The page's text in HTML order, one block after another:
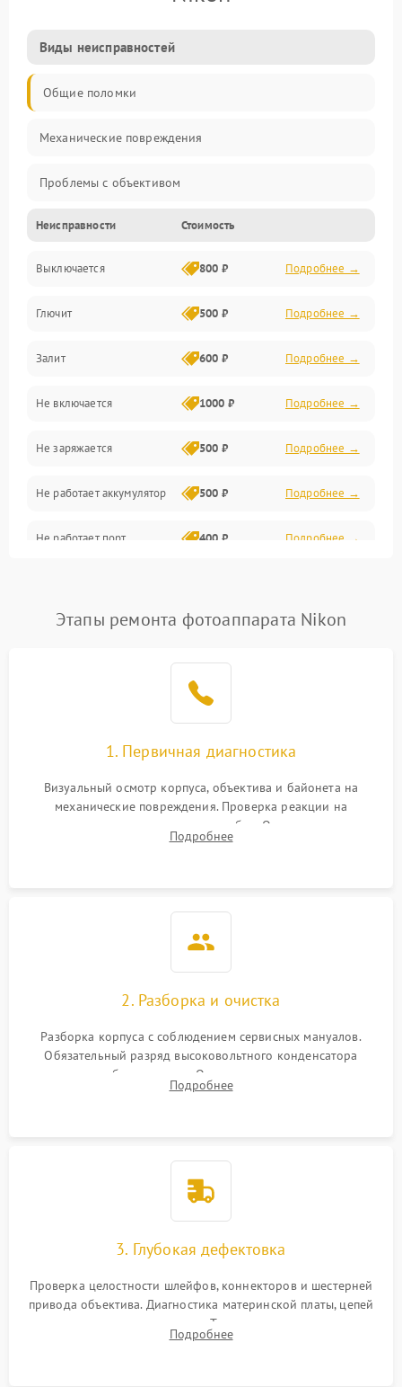
Виды неисправностей
Общие поломки
Механические повреждения
Проблемы с объективом
Электронные ошибки
Механические проблемы
Матрица и оптика
Питание и питание цепей
Проблемы с картами памяти
Объективы
Программные сбои
Коммуникации и интерфейсы
Неисправности Стоимость
Выключается 800 ₽ Подробнее →
Глючит 500 ₽ Подробнее →
Залит 600 ₽ Подробнее →
Не включается 1000 ₽ Подробнее →
Не заряжается 500 ₽ Подробнее →
Не работает аккумулятор 500 ₽ Подробнее →
Не работает порт 400 ₽ Подробнее →
Этапы ремонта фотоаппарата Nikon
1. Первичная диагностика
Визуальный осмотр корпуса, объектива и байонета на
механические повреждения. Проверка реакции на
включение, считывание кодов ошибок. Оценка состояния
матрицы и затвора, проверка работы автофокуса и вспышки.
Подробнее
2. Разборка и очистка
Разборка корпуса с соблюдением сервисных мануалов.
Обязательный разряд высоковольтного конденсатора
вспышки для безопасности. Очистка внутренних узлов от
пыли, песка и следов влаги с помощью спецсредств.
Подробнее
3. Глубокая дефектовка
Проверка целостности шлейфов, коннекторов и шестерней
привода объектива. Диагностика материнской платы, цепей
питания и картоприемника. Тестирование механизма
затвора и блока внутрикамерной стабилизации.
Подробнее